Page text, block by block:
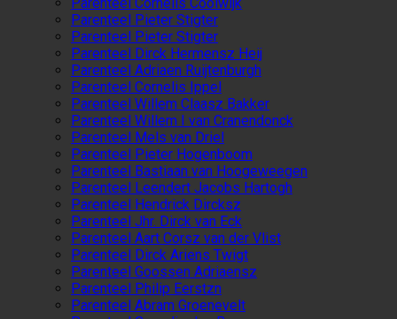
Parenteel Pieter Stigter
Parenteel Pieter Stigter
Parenteel Dirck Hermensz Heij
Parenteel Adriaen Ruijtenburgh
Parenteel Cornelis Ippel
Parenteel Willem Claasz Bakker
Parenteel Willem I van Cranendonck
Parenteel Mels van Driel
Parenteel Pieter Hogenboom
Parenteel Bastiaan van Hoogeweegen
Parenteel Leendert Jacobs Hartogh
Parenteel Hendrick Dircksz
Parenteel Jhr. Dirck van Eck
Parenteel Aart Corsz van der Vlist
Parenteel Dirck Ariens Twigt
Parenteel Goossen Adriaensz
Parenteel Philip Eerstzn
Parenteel Abram Groenevelt